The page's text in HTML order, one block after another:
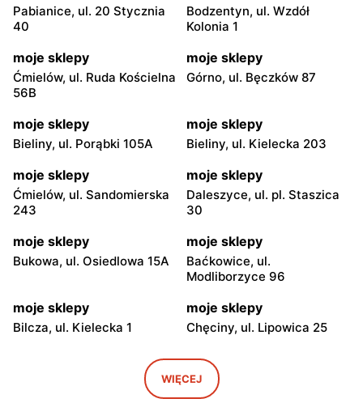
Pabianice, ul. 20 Stycznia
40
Bodzentyn, ul. Wzdół
Kolonia 1
moje sklepy
Ćmielów, ul. Ruda Kościelna
56B
moje sklepy
Górno, ul. Bęczków 87
moje sklepy
Bieliny, ul. Porąbki 105A
moje sklepy
Bieliny, ul. Kielecka 203
moje sklepy
Ćmielów, ul. Sandomierska
243
moje sklepy
Daleszyce, ul. pl. Staszica
30
moje sklepy
Bukowa, ul. Osiedlowa 15A
moje sklepy
Baćkowice, ul.
Modliborzyce 96
moje sklepy
Bilcza, ul. Kielecka 1
moje sklepy
Chęciny, ul. Lipowica 25
Iwaniska, ul. Ujazdowska 5
moje sklepy
Bogoria, ul. Rynek 30
WIĘCEJ